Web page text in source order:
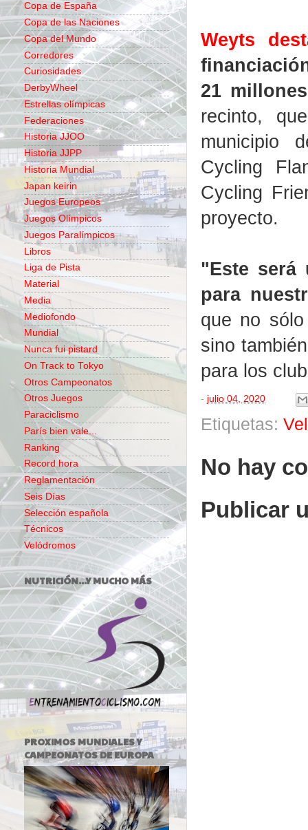
Weyts
21
recinto,
municipio
Cycling
Cycling
proyecto.
"Este será
para
que no
sino
para los
- julio 04, 2020
Etiquetas:
No hay
Publicar
Copa de España
Copa de las Naciones
Copa del Mundo
Corredores
Curiosidades
DerbyWheel
Estrellas olímpicas
Federaciones
Historia JJOO
Historia JJPP
Historia Mundial
Japan keirin
Juegos Europeos
Juegos Olímpicos
Juegos Paralímpicos
Libros
Liga de Pista
Material
Media
Mediofondo
Mundial
Nunca fui pistard
On Track to Tokyo
Otros Campeonatos
Otros Juegos
Paraciclismo
París bien vale...
Ranking
Record hora
Reglamentación
Seis Días
Selección española
Técnicos
Velódromos
NUTRICIÓN...Y MUCHO MÁS
PROXIMOS MUNDIALES Y
CAMPEONATOS DE EUROPA